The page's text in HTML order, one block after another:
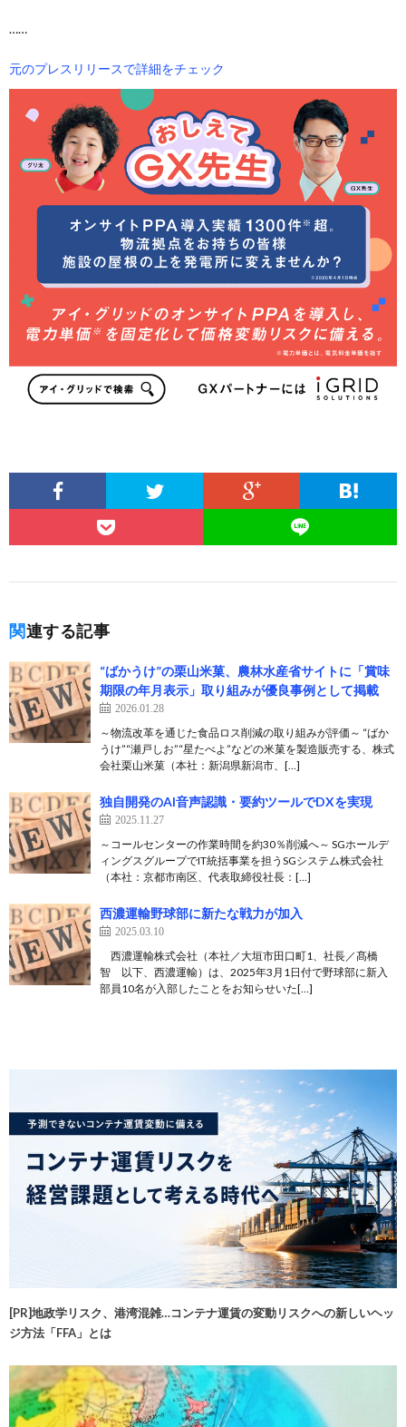
……
元のプレスリリースで詳細をチェック
関連する記事
“ばかうけ”の栗山米菓、農林水産省サイトに「賞味
期限の年月表示」取り組みが優良事例として掲載
2026.01.28
～物流改革を通じた食品ロス削減の取り組みが評価～ “ばか
うけ”“瀬戸しお”“星たべよ”などの米菓を製造販売する、株式
会社栗山米菓（本社：新潟県新潟市、[…]
独自開発のAI音声認識・要約ツールでDXを実現
2025.11.27
～コールセンターの作業時間を約30％削減へ～ SGホールデ
ィングスグループでIT統括事業を担うSGシステム株式会社
（本社：京都市南区、代表取締役社長：[…]
西濃運輸野球部に新たな戦力が加入
2025.03.10
西濃運輸株式会社（本社／大垣市田口町1、社長／髙橋
智 以下、西濃運輸）は、2025年3月1日付で野球部に新入
部員10名が入部したことをお知らせいた[…]
[PR]地政学リスク、港湾混雑…コンテナ運賃の変動リスクへの新しいヘッ
ジ方法「FFA」とは